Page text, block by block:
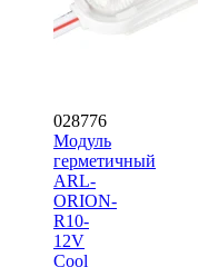
028776
Модуль
герметичный
ARL-
ORION-
R10-
12V
Cool